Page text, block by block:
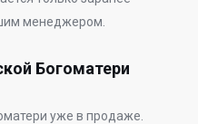
менеджером.
Богоматери
уже в продаже.